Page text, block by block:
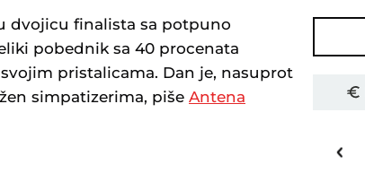
dvojicu finalista sa potpuno
pobednik sa 40 procenata
pristalicama. Dan je, nasuprot
simpatizerima, piše Antena